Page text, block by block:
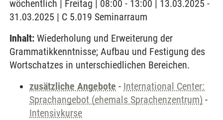
wöchentlich | Freitag | 08:00 - 13:00 | 13.03.2025 -
31.03.2025 | C 5.019 Seminarraum
Inhalt: Wiederholung und Erweiterung der
Grammatikkenntnisse; Aufbau und Festigung des
Wortschatzes in unterschiedlichen Bereichen.
zusätzliche Angebote - International Center:
Sprachangebot (ehemals Sprachenzentrum) -
Intensivkurse